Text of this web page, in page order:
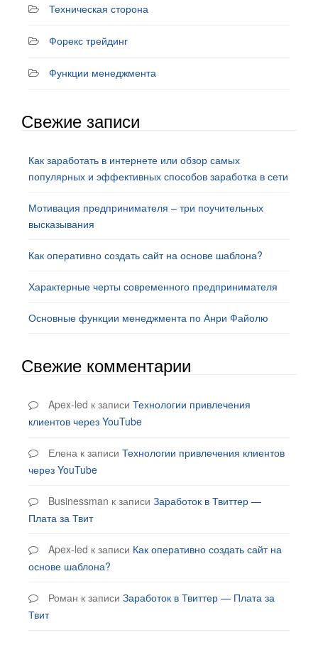
Техническая сторона
Форекс трейдинг
Функции менеджмента
Свежие записи
Как заработать в интернете или обзор самых
популярных и эффективных способов заработка в сети
Мотивация предпринимателя – три поучительных
высказывания
Как оперативно создать сайт на основе шаблона?
Характерные черты современного предпринимателя
Основные функции менеджмента по Анри Файолю
Свежие комментарии
Apex-led к записи Технологии привлечения
клиентов через YouTube
Елена к записи Технологии привлечения клиентов
через YouTube
Businessman к записи Заработок в Твиттер —
Плата за Твит
Apex-led к записи Как оперативно создать сайт на
основе шаблона?
Роман к записи Заработок в Твиттер — Плата за
Твит